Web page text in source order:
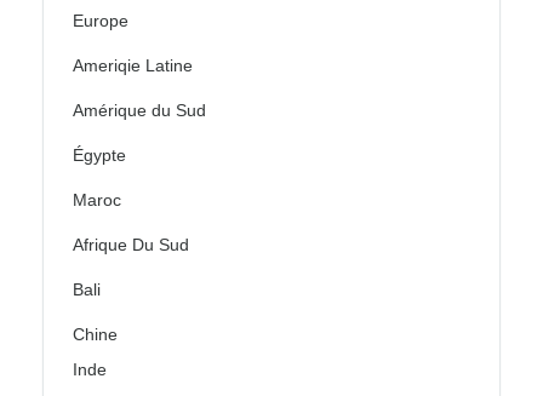
Europe
Ameriqie Latine
Amérique du Sud
Égypte
Maroc
Afrique Du Sud
Bali
Chine
Inde